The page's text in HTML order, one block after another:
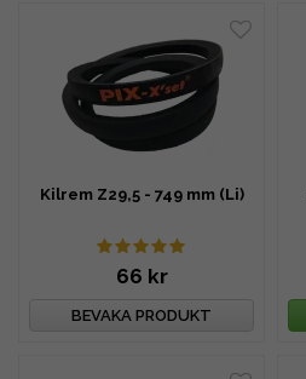
Kilrem Z29,5 - 749 mm (Li)
66 kr
BEVAKA PRODUKT